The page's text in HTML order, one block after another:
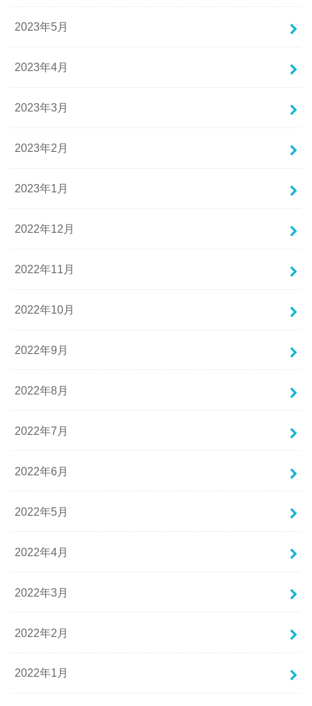
2023年5月
2023年4月
2023年3月
2023年2月
2023年1月
2022年12月
2022年11月
2022年10月
2022年9月
2022年8月
2022年7月
2022年6月
2022年5月
2022年4月
2022年3月
2022年2月
2022年1月